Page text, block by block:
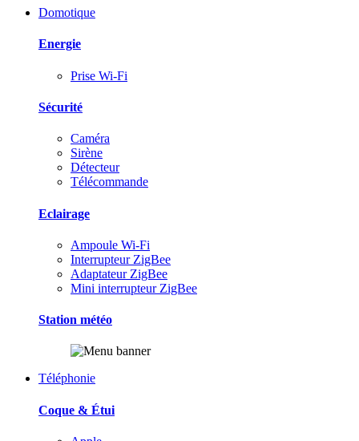
Domotique
Energie
Prise Wi-Fi
Sécurité
Caméra
Sirène
Détecteur
Télécommande
Eclairage
Ampoule Wi-Fi
Interrupteur ZigBee
Adaptateur ZigBee
Mini interrupteur ZigBee
Station météo
Téléphonie
Coque & Étui